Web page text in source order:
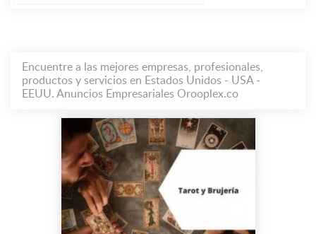
Encuentre a las mejores empresas, profesionales,
productos y servicios en Estados Unidos - USA -
EEUU. Anuncios Empresariales Orooplex.co